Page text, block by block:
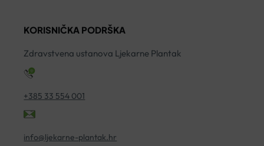
50ML
KORISNIČKA PODRŠKA
Zdravstvena ustanova Ljekarne Plantak
+385 33 554 001
info@ljekarne-plantak.hr